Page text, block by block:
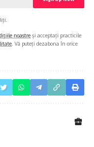
noastre și acceptați practicile
. Vă puteți dezabona în orice